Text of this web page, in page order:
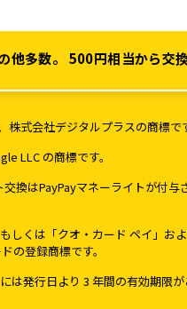
他多数。 500円相当から交換
式会社デジタルプラスの商標で
LLC の商標です。
換はPayPayマネーライトが付与
しくは「クオ・カード ペイ」お
の登録商標です。
は発行日より 3 年間の有効期限